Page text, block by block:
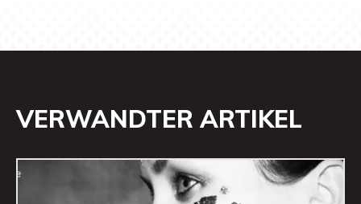
VERWANDTER ARTIKEL